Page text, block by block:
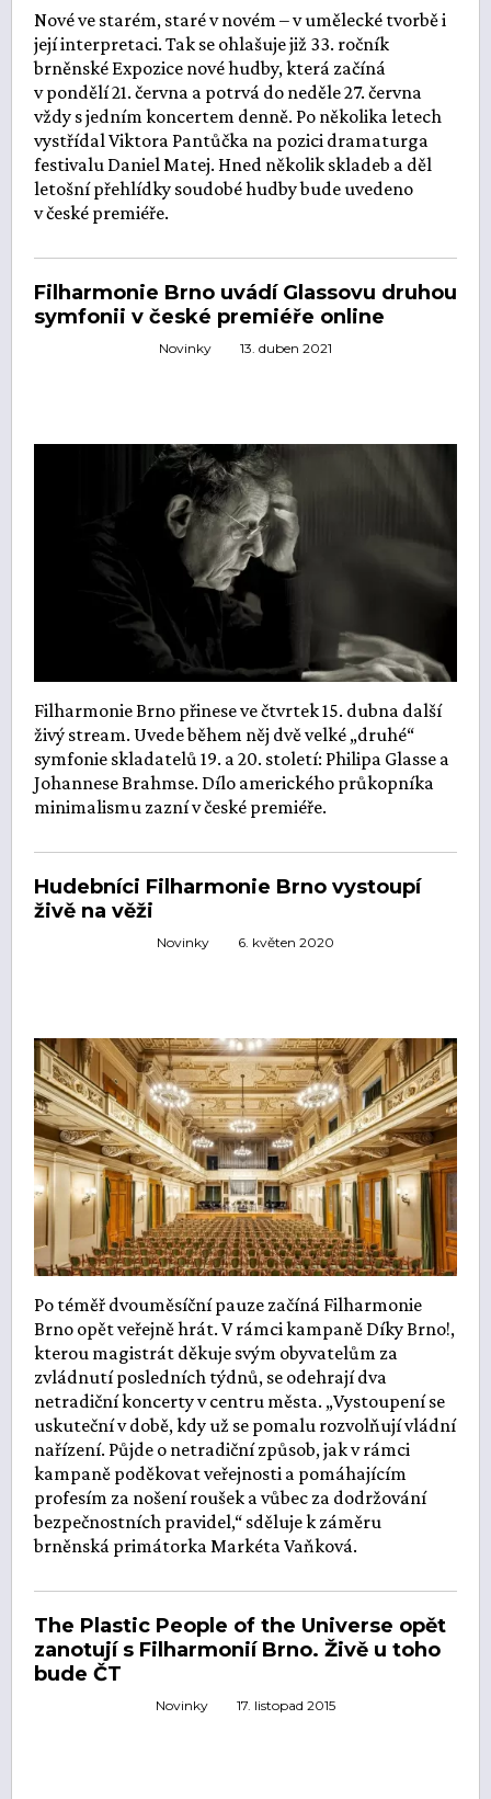
Nové ve starém, staré v novém – v umělecké tvorbě i
její interpretaci. Tak se ohlašuje již 33. ročník
brněnské Expozice nové hudby, která začíná
v pondělí 21. června a potrvá do neděle 27. června
vždy s jedním koncertem denně. Po několika letech
vystřídal Viktora Pantůčka na pozici dramaturga
festivalu Daniel Matej. Hned několik skladeb a děl
letošní přehlídky soudobé hudby bude uvedeno
v české premiéře.
Filharmonie Brno uvádí Glassovu druhou
symfonii v české premiéře online
Novinky 13. duben 2021
Filharmonie Brno přinese ve čtvrtek 15. dubna další
živý stream. Uvede během něj dvě velké „druhé“
symfonie skladatelů 19. a 20. století: Philipa Glasse a
Johannese Brahmse. Dílo amerického průkopníka
minimalismu zazní v české premiéře.
Hudebníci Filharmonie Brno vystoupí
živě na věži
Novinky 6. květen 2020
Po téměř dvouměsíční pauze začíná Filharmonie
Brno opět veřejně hrát. V rámci kampaně Díky Brno!,
kterou magistrát děkuje svým obyvatelům za
zvládnutí posledních týdnů, se odehrají dva
netradiční koncerty v centru města. „Vystoupení se
uskuteční v době, kdy už se pomalu rozvolňují vládní
nařízení. Půjde o netradiční způsob, jak v rámci
kampaně poděkovat veřejnosti a pomáhajícím
profesím za nošení roušek a vůbec za dodržování
bezpečnostních pravidel,“ sděluje k záměru
brněnská primátorka Markéta Vaňková.
The Plastic People of the Universe opět
zanotují s Filharmonií Brno. Živě u toho
bude ČT
Novinky 17. listopad 2015